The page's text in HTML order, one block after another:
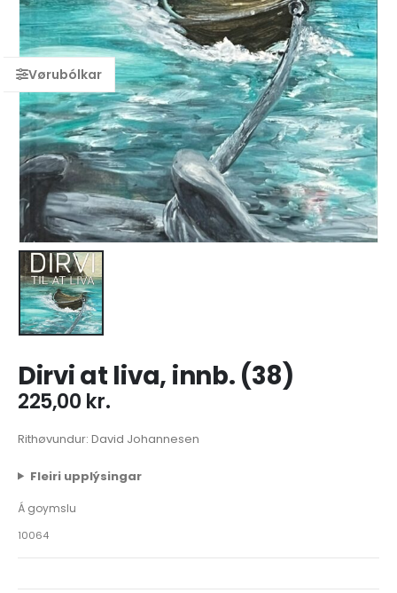
Dirvi at liva, innb. (38)
225,00 kr.
Rithøvundur: David Johannesen
Fleiri upplýsingar
Á goymslu
10064